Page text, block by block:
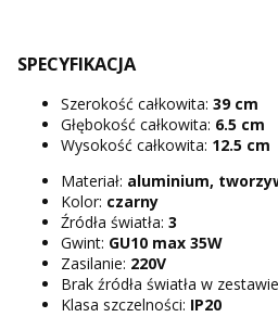
SPECYFIKACJA
Szerokość całkowita: 39 cm
Głębokość całkowita: 6.5 cm
Wysokość całkowita: 12.5 cm
Materiał: aluminium,
Kolor: czarny
Źródła światła: 3
Gwint: GU10 max 35W
Zasilanie: 220V
Brak źródła światła w zestawie
Klasa szczelności: IP20